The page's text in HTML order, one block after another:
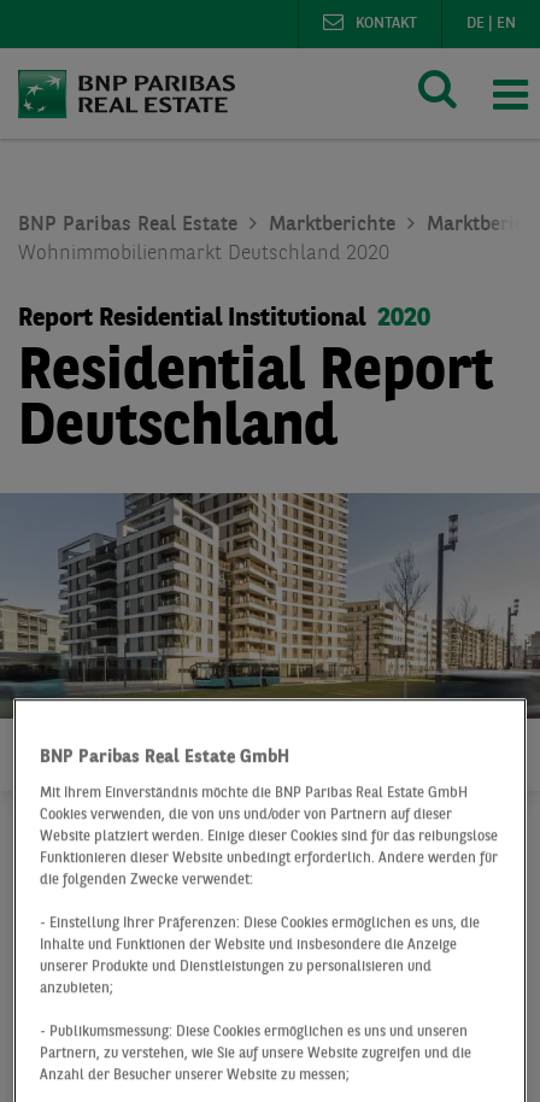
DE EN
KONTAKT
BNP Paribas Real Estate Marktberichte
Wohnimmobilienmarkt Deutschland 2020
Report Residential Institutional 2020
Residential Report
Deutschland
Report Residential Institutional
Trends und
Entwicklungen des
Wohnmarktes in
Deutschland
BNP Paribas Real Estate GmbH
Mit Ihrem Einverständnis möchte die BNP Paribas Real Estate GmbH
Cookies verwenden, die von uns und/oder von Partnern auf dieser
Website platziert werden. Einige dieser Cookies sind für das reibungslose
Funktionieren dieser Website unbedingt erforderlich. Andere werden für
die folgenden Zwecke verwendet:
- Einstellung Ihrer Präferenzen: Diese Cookies ermöglichen es uns, die
Inhalte und Funktionen der Website und insbesondere die Anzeige
unserer Produkte und Dienstleistungen zu personalisieren und
anzubieten;
- Publikumsmessung: Diese Cookies ermöglichen es uns und unseren
Partnern, zu verstehen, wie Sie auf unsere Website zugreifen und die
Anzahl der Besucher unserer Website zu messen;